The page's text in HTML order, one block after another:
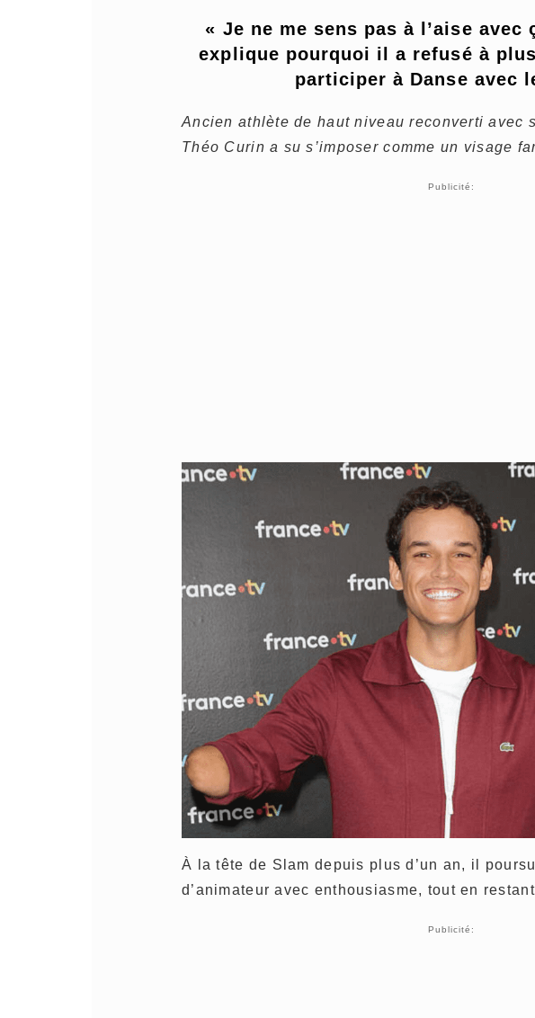
« Je ne me sens pas à l’aise avec
explique pourquoi il a refusé à
participer à Danse avec
Ancien athlète de haut niveau reconverti avec
Théo Curin a su s’imposer comme un visage
Publicité:
À la tête de Slam depuis plus d’un an, il
d’animateur avec enthousiasme, tout en
Publicité: